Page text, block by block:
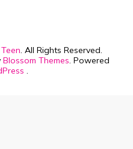
. All Rights Reserved.
Blossom Themes. Powered
.